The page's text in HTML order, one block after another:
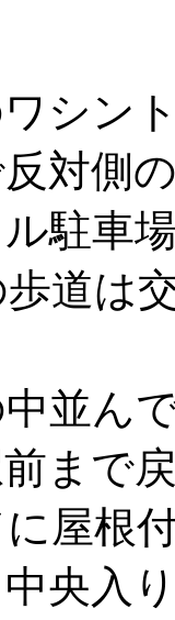
シン
対側
駐車
道は
並ん
まで
屋根
央入